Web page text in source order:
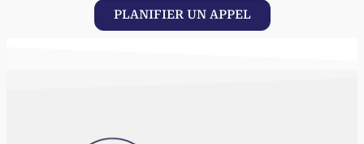
PLANIFIER UN APPEL